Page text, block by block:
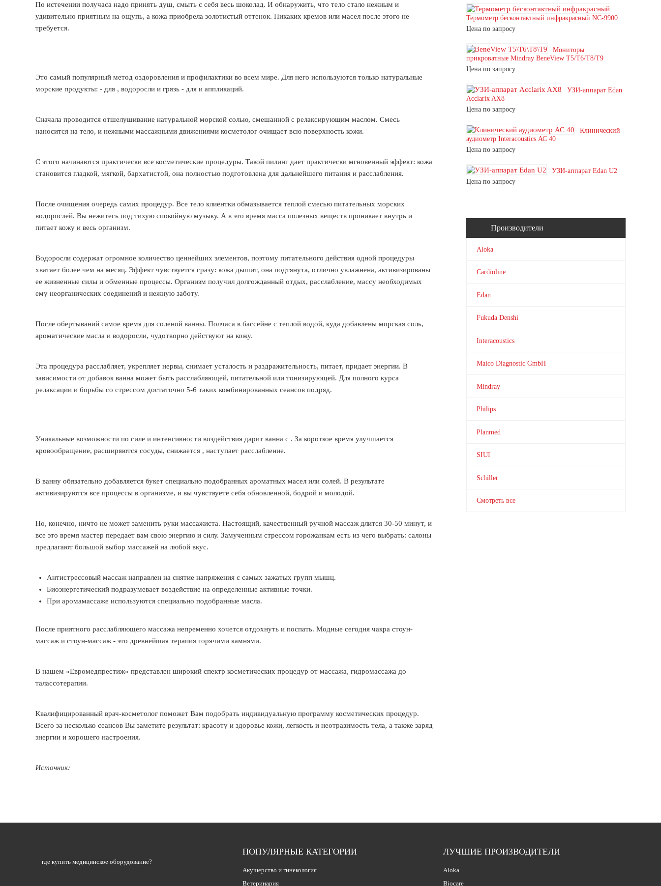
По истечении получаса надо принять душ, смыть с себя весь шоколад. И обнаружить, что тело стало нежным и
удивительно приятным на ощупь, а кожа приобрела золотистый оттенок. Никаких кремов или масел после этого не
требуется.
Это самый популярный метод оздоровления и профилактики во всем мире. Для него используются только натуральные
морские продукты: - для , водоросли и грязь - для и аппликаций.
Сначала проводится отшелушивание натуральной морской солью, смешанной с релаксирующим маслом. Смесь
наносится на тело, и нежными массажными движениями косметолог очищает всю поверхность кожи.
С этого начинаются практически все косметические процедуры. Такой пилинг дает практически мгновенный эффект: кожа
становится гладкой, мягкой, бархатистой, она полностью подготовлена для дальнейшего питания и расслабления.
После очищения очередь самих процедур. Все тело клиентки обмазывается теплой смесью питательных морских
водорослей. Вы нежитесь под тихую спокойную музыку. А в это время масса полезных веществ проникает внутрь и
питает кожу и весь организм.
Водоросли содержат огромное количество ценнейших элементов, поэтому питательного действия одной процедуры
хватает более чем на месяц. Эффект чувствуется сразу: кожа дышит, она подтянута, отлично увлажнена, активизированы
ее жизненные силы и обменные процессы. Организм получил долгожданный отдых, расслабление, массу необходимых
ему неорганических соединений и нежную заботу.
После обертываний самое время для соленой ванны. Полчаса в бассейне с теплой водой, куда добавлены морская соль,
ароматические масла и водоросли, чудотворно действуют на кожу.
Эта процедура расслабляет, укрепляет нервы, снимает усталость и раздражительность, питает, придает энергии. В
зависимости от добавок ванна может быть расслабляющей, питательной или тонизирующей. Для полного курса
релаксации и борьбы со стрессом достаточно 5-6 таких комбинированных сеансов подряд.
Уникальные возможности по силе и интенсивности воздействия дарит ванна с . За короткое время улучшается
кровообращение, расширяются сосуды, снижается , наступает расслабление.
В ванну обязательно добавляется букет специально подобранных ароматных масел или солей. В результате
активизируются все процессы в организме, и вы чувствуете себя обновленной, бодрой и молодой.
Но, конечно, ничто не может заменить руки массажиста. Настоящий, качественный ручной массаж длится 30-50 минут, и
все это время мастер передает вам свою энергию и силу. Замученным стрессом горожанкам есть из чего выбрать: салоны
предлагают большой выбор массажей на любой вкус.
Антистрессовый массаж направлен на снятие напряжения с самых зажатых групп мышц.
Биоэнергетический подразумевает воздействие на определенные активные точки.
При аромамассаже используются специально подобранные масла.
После приятного расслабляющего массажа непременно хочется отдохнуть и поспать. Модные сегодня чакра стоун-
массаж и стоун-массаж - это древнейшая терапия горячими камнями.
В нашем «Евромедпрестиж» представлен широкий спектр косметических процедур от массажа, гидромассажа до
талассотерапии.
Квалифицированный врач-косметолог поможет Вам подобрать индивидуальную программу косметических процедур.
Всего за несколько сеансов Вы заметите результат: красоту и здоровье кожи, легкость и неотразимость тела, а также заряд
энергии и хорошего настроения.
Источник:
Термометр бесконтактный инфракрасный NC-9900
Цена по запросу
Мониторы
прикроватные Mindray BeneView T5/T6/T8/T9
Цена по запросу
УЗИ-аппарат Edan
Acclarix AX8
Цена по запросу
Клинический
аудиометр Interacoustics АС 40
Цена по запросу
УЗИ-аппарат Edan U2
Цена по запросу
Производители
Aloka
Cardioline
Edan
Fukuda Denshi
Interacoustics
Maico Diagnostic GmbH
Mindray
Philips
Planmed
SIUI
Schiller
Смотреть все
где купить медицинское оборудование?
ПОПУЛЯРНЫЕ КАТЕГОРИИ
Акушерство и гинекология
Ветеринария
ЛУЧШИЕ ПРОИЗВОДИТЕЛИ
Aloka
Biocare